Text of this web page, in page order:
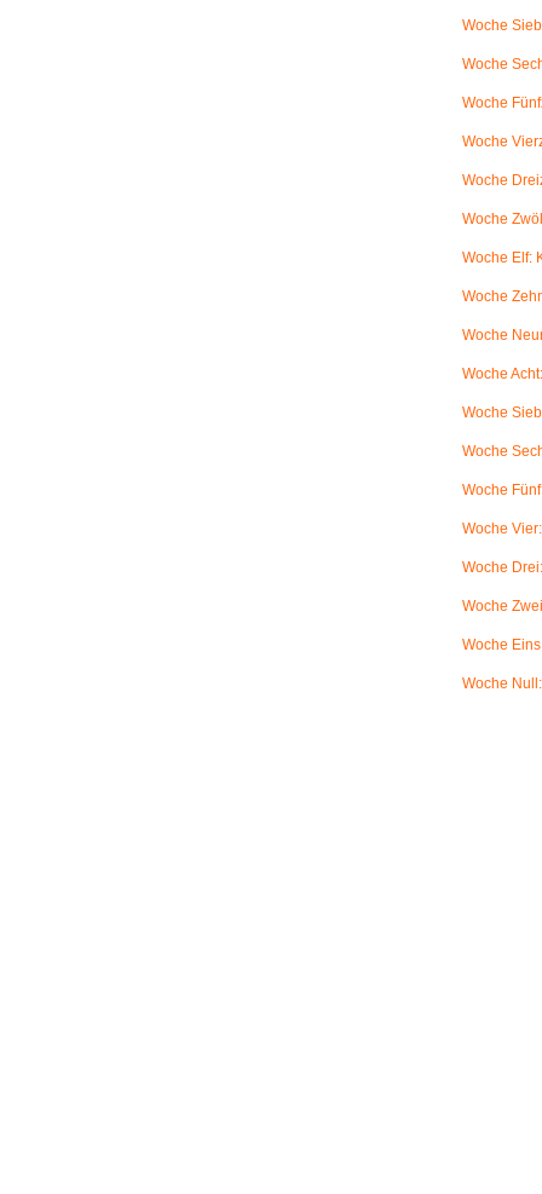
Woche
Woche
Woche
Woche
Woche
Woche
Woche Elf:
Woche
Woche
Woche
Woche
Woche
Woche
Woche
Woche
Woche
Woche
Woche